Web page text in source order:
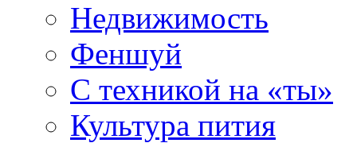
Недвижимость
Феншуй
С техникой на «ты»
Культура пития